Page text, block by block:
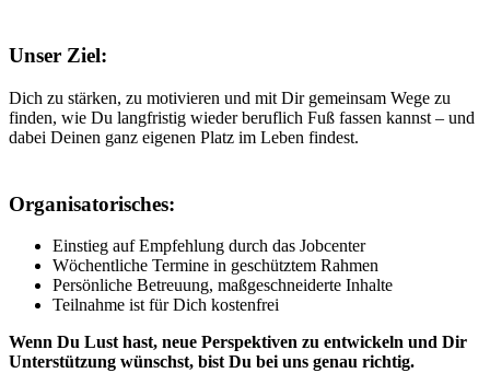
Unser Ziel:
Dich zu stärken, zu motivieren und mit Dir gemeinsam Wege zu
finden, wie Du langfristig wieder beruflich Fuß fassen kannst – und
dabei Deinen ganz eigenen Platz im Leben findest.
Organisatorisches:
Einstieg auf Empfehlung durch das Jobcenter
Wöchentliche Termine in geschütztem Rahmen
Persönliche Betreuung, maßgeschneiderte Inhalte
Teilnahme ist für Dich kostenfrei
Wenn Du Lust hast, neue Perspektiven zu entwickeln und Dir
Unterstützung wünschst, bist Du bei uns genau richtig.